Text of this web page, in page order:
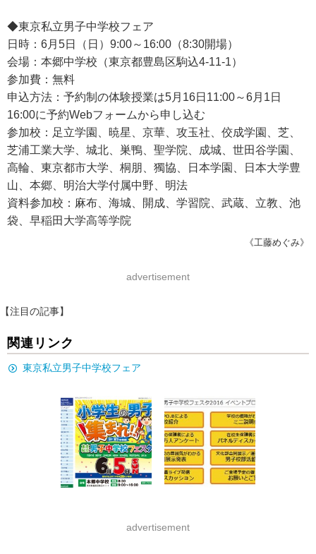
◆東京私立男子中学校フェア
日時：6月5日（日）9:00～16:00（8:30開場）
会場：本郷中学校（東京都豊島区駒込4-11-1）
参加費：無料
申込方法：予約制の体験授業は5月16日11:00～6月1日
16:00に予約Webフォームから申し込む
参加校：足立学園、暁星、京華、攻玉社、佼成学園、芝、
芝浦工業大学、城北、巣鴨、聖学院、成城、世田谷学園、
高輪、東京都市大学、桐朋、獨協、日本学園、日本大学豊
山、本郷、明治大学付属中野、明法
資料参加校：麻布、海城、開成、学習院、武蔵、立教、池
袋、早稲田大学高等学院
《工藤めぐみ》
advertisement
【注目の記事】
関連リンク
東京私立男子中学校フェア
advertisement